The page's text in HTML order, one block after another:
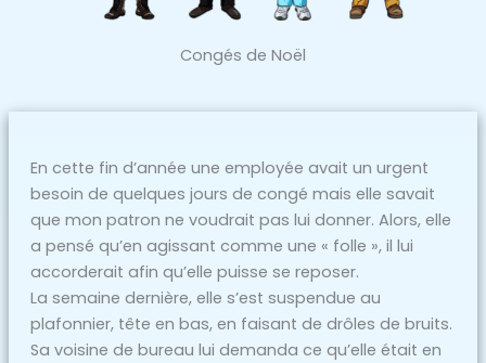
Congés de Noël
En cette fin d’année une employée avait un urgent
besoin de quelques jours de congé mais elle savait
que mon patron ne voudrait pas lui donner. Alors, elle
a pensé qu’en agissant comme une « folle », il lui
accorderait afin qu’elle puisse se reposer.
La semaine dernière, elle s’est suspendue au
plafonnier, tête en bas, en faisant de drôles de bruits.
Sa voisine de bureau lui demanda ce qu’elle était en